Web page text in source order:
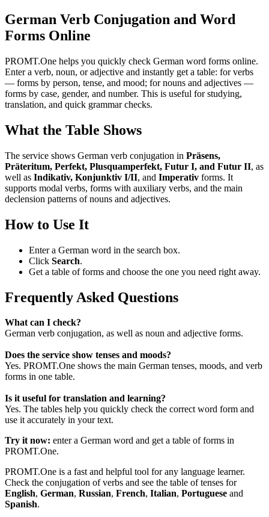
German Verb Conjugation and Word
Forms Online
PROMT.One helps you quickly check German word forms online.
Enter a verb, noun, or adjective and instantly get a table: for verbs
— forms by person, tense, and mood; for nouns and adjectives —
forms by case, gender, and number. This is useful for studying,
translation, and quick grammar checks.
What the Table Shows
The service shows German verb conjugation in Präsens,
Präteritum, Perfekt, Plusquamperfekt, Futur I, and Futur II, as
well as Indikativ, Konjunktiv I/II, and Imperativ forms. It
supports modal verbs, forms with auxiliary verbs, and the main
declension patterns of nouns and adjectives.
How to Use It
Enter a German word in the search box.
Click Search.
Get a table of forms and choose the one you need right away.
Frequently Asked Questions
What can I check?
German verb conjugation, as well as noun and adjective forms.
Does the service show tenses and moods?
Yes. PROMT.One shows the main German tenses, moods, and verb
forms in one table.
Is it useful for translation and learning?
Yes. The tables help you quickly check the correct word form and
use it accurately in your text.
Try it now: enter a German word and get a table of forms in
PROMT.One.
PROMT.One is a fast and helpful tool for any language learner.
Check the conjugation of verbs and see the table of tenses for
English, German, Russian, French, Italian, Portuguese and
Spanish.